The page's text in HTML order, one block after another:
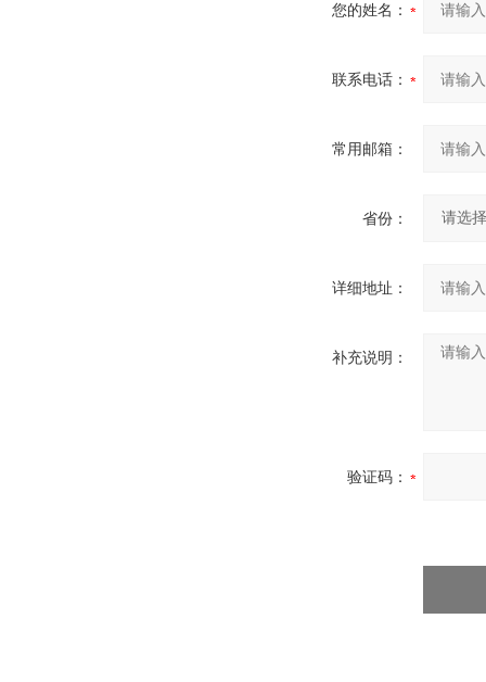
您的姓名：
联系电话：
常用邮箱：
省份：
详细地址：
补充说明：
验证码：